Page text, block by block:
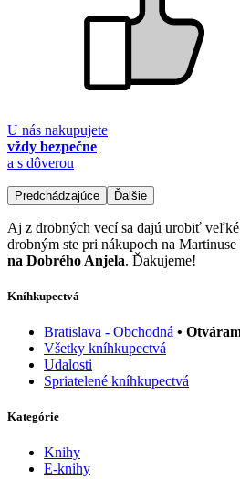
U nás nakupujete
vždy bezpečne
a s dôverou
Predchádzajúce Ďalšie
Aj z drobných vecí sa dajú urobiť
drobným ste pri nákupoch na
na Dobrého Anjela. Ďakujeme!
Kníhkupectvá
Bratislava - Obchodná •
Všetky kníhkupectvá
Udalosti
Spriatelené kníhkupectvá
Kategórie
Knihy
E-knihy